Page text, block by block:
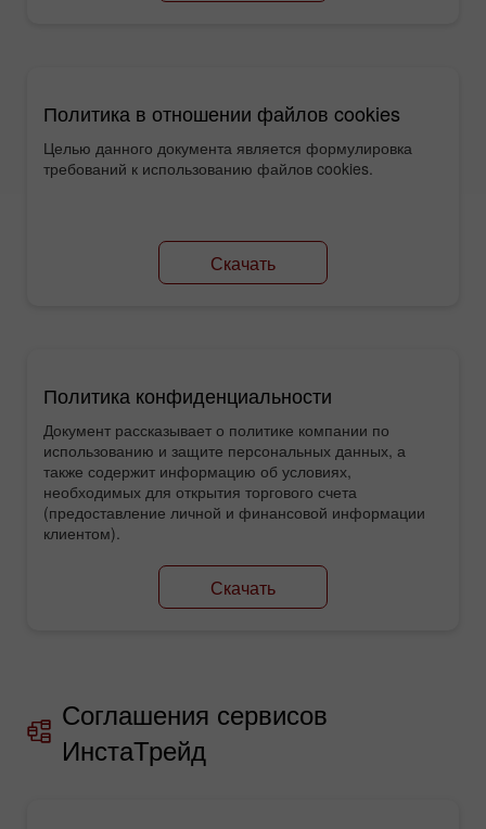
Политика в отношении файлов cookies
Целью данного документа является формулировка
требований к использованию файлов cookies.
Скачать
Политика конфиденциальности
Документ рассказывает о политике компании по
использованию и защите персональных данных, а
также содержит информацию об условиях,
необходимых для открытия торгового счета
(предоставление личной и финансовой информации
клиентом).
Скачать
Соглашения сервисов
ИнстаТрейд